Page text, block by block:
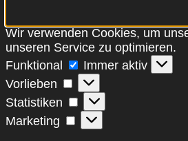
Wir verwenden Cookies, um
unseren Service zu optimieren.
Funktional
Funktional
Immer aktiv
Vorlieben
Vorlieben
Statistiken
Statistiken
Marketing
Marketing